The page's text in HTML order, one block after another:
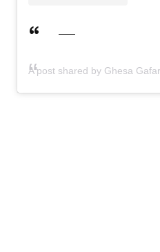
A post shared by Ghesa